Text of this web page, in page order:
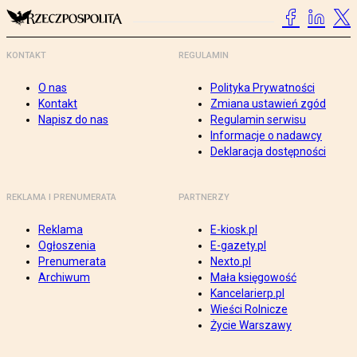
KONTAKT
O nas
Kontakt
Napisz do nas
REGULAMIN
Polityka Prywatności
Zmiana ustawień zgód
Regulamin serwisu
Informacje o nadawcy
Deklaracja dostępności
REKLAMA I PRENUMERATA
Reklama
Ogłoszenia
Prenumerata
Archiwum
PARTNERZY
E-kiosk.pl
E-gazety.pl
Nexto.pl
Mała księgowość
Kancelarierp.pl
Wieści Rolnicze
Życie Warszawy